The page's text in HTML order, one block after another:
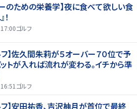
ーのための栄養学】夜に食べて欲しい食
！
ゴルフ
フ】佐久間朱莉が５オーバー７０位で予
トが入れば流れが変わる。イチから準
ゴルフ
フ】安田祐香、吉沢柚月が首位で最終